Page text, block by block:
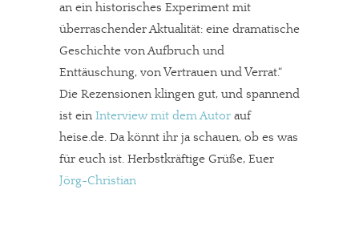
an ein historisches Experiment mit
überraschender Aktualität: eine dramatische
Geschichte von Aufbruch und
Enttäuschung, von Vertrauen und Verrat.“
Die Rezensionen klingen gut, und spannend
ist ein Interview mit dem Autor auf
heise.de. Da könnt ihr ja schauen, ob es was
für euch ist. Herbstkräftige Grüße, Euer
Jörg-Christian